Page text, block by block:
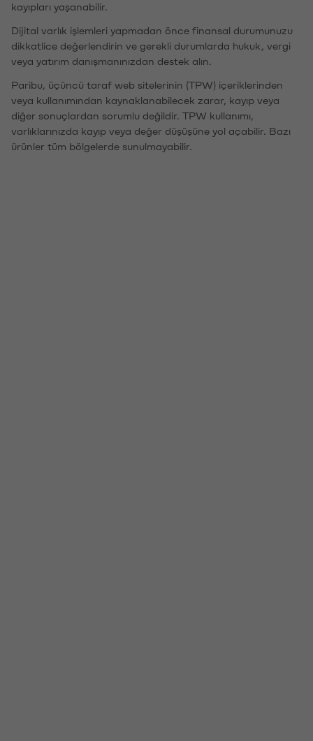
kayıpları yaşanabilir.
Dijital varlık işlemleri yapmadan önce finansal durumunuzu
dikkatlice değerlendirin ve gerekli durumlarda hukuk, vergi
veya yatırım danışmanınızdan destek alın.
Paribu, üçüncü taraf web sitelerinin (TPW) içeriklerinden
veya kullanımından kaynaklanabilecek zarar, kayıp veya
diğer sonuçlardan sorumlu değildir. TPW kullanımı,
varlıklarınızda kayıp veya değer düşüşüne yol açabilir. Bazı
ürünler tüm bölgelerde sunulmayabilir.